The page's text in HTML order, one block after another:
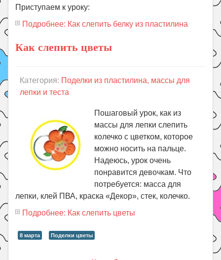
Приступаем к уроку:
Подробнее: Как слепить белку из пластилина
Как слепить цветы
Категория: Поделки из пластилина, массы для
лепки и теста
Пошаговый урок, как из
массы для лепки слепить
колечко с цветком, которое
можно носить на пальце.
Надеюсь, урок очень
понравится девочкам. Что
потребуется: масса для
лепки, клей ПВА, краска «Декор», стек, колечко.
Подробнее: Как слепить цветы
8 марта Поделки цветы